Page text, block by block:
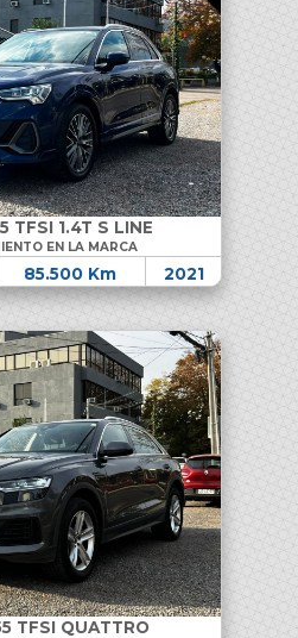
TFSI 1.4T S LINE
EN LA MARCA
85.500 Km 2021
TFSI QUATTRO